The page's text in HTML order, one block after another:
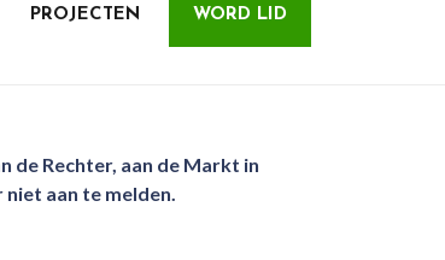
PROJECTEN WORD LID
de Rechter, aan de Markt in
aan te melden.